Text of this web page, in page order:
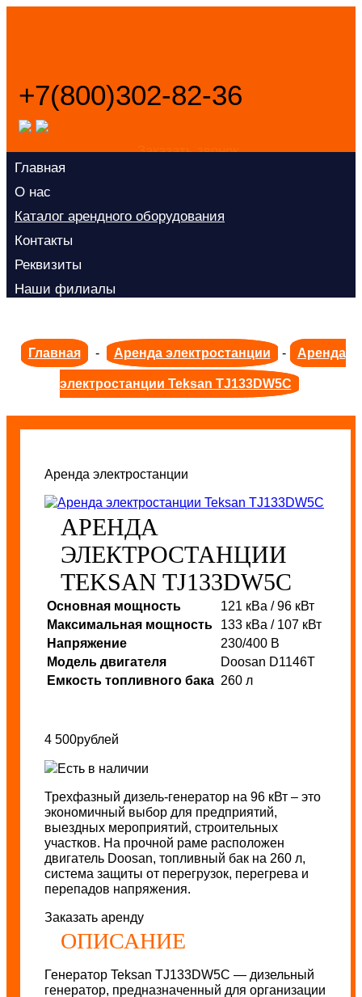
+7(800)302-82-36
Заказать звонок
Главная
О нас
Каталог арендного оборудования
Контакты
Реквизиты
Наши филиалы
Главная - Аренда электростанции - Аренда
электростанции Teksan TJ133DW5C
Аренда электростанции
АРЕНДА
ЭЛЕКТРОСТАНЦИИ
TEKSAN TJ133DW5C
Основная мощность
121 кВа / 96 кВт
Максимальная мощность
133 кВа / 107 кВт
Напряжение
230/400 В
Модель двигателя
Doosan D1146T
Емкость топливного бака 260 л
4 500рублей
Есть в наличии
Трехфазный дизель-генератор на 96 кВт – это
экономичный выбор для предприятий,
выездных мероприятий, строительных
участков. На прочной раме расположен
двигатель Doosan, топливный бак на 260 л,
система защиты от перегрузок, перегрева и
перепадов напряжения.
Заказать аренду
ОПИСАНИЕ
Генератор Teksan TJ133DW5C — дизельный
генератор, предназначенный для организации